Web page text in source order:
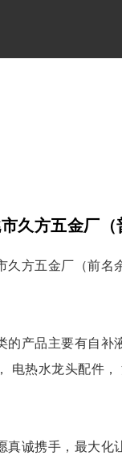
久方五金厂（
久方五金厂（前名
的产品主要有自补
电热水龙头配件
真诚携手，最大化